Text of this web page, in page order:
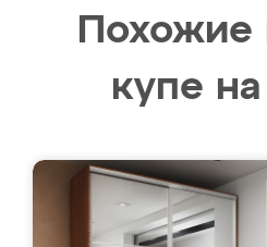
купе на